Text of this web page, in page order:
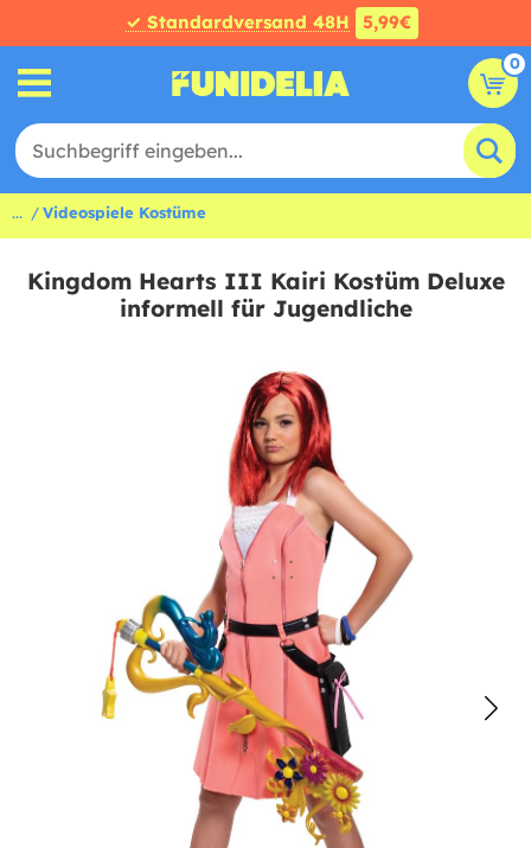
✓ Standardversand 48H 5,99€
0
... Videospiele Kostüme
Kingdom Hearts III Kairi Kostüm Deluxe
informell für Jugendliche